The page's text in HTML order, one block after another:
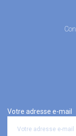
Votre adresse e-mail